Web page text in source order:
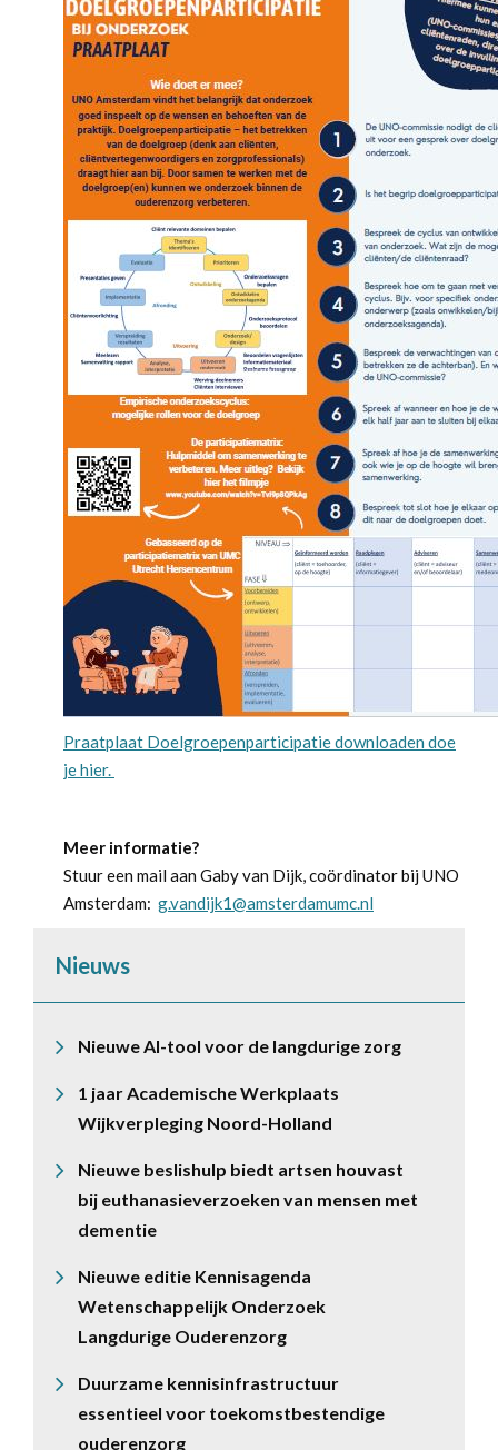
Praatplaat Doelgroepenparticipatie downloaden doe
je hier.
Meer informatie?
Stuur een mail aan Gaby van Dijk, coördinator bij UNO
Amsterdam: g.vandijk1@amsterdamumc.nl
Nieuws
Nieuwe AI-tool voor de langdurige zorg
1 jaar Academische Werkplaats
Wijkverpleging Noord-Holland
Nieuwe beslishulp biedt artsen houvast
bij euthanasieverzoeken van mensen met
dementie
Nieuwe editie Kennisagenda
Wetenschappelijk Onderzoek
Langdurige Ouderenzorg
Duurzame kennisinfrastructuur
essentieel voor toekomstbestendige
ouderenzorg